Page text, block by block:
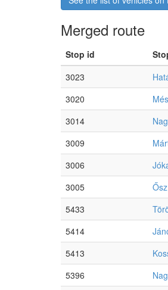
Merged route
Stop id
3023
3020
3014
3009
3006
3005
5433
5414
5413
5396